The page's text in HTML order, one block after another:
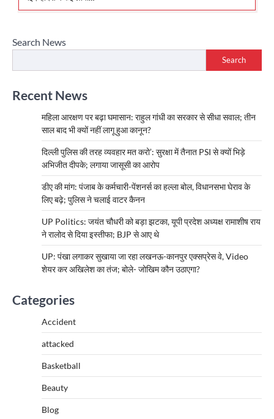
Search News
Search
Recent News
महिला आरक्षण पर बढ़ा घमासान: राहुल गांधी का सरकार से सीधा सवाल; तीन
साल बाद भी क्यों नहीं लागू हुआ कानून?
दिल्ली पुलिस की तरह व्यवहार मत करो’: सुरक्षा में तैनात PSI से क्यों भिड़े
अभिजीत दीपके; लगाया जासूसी का आरोप
डीए की मांग: पंजाब के कर्मचारी-पेंशनर्स का हल्ला बोल, विधानसभा घेराव के
लिए बढ़े; पुलिस ने चलाई वाटर कैनन
UP Politics: जयंत चौधरी को बड़ा झटका, यूपी प्रदेश अध्यक्ष रामाशीष राय
ने रालोद से दिया इस्तीफा; BJP से आए थे
UP: पंखा लगाकर सुखाया जा रहा लखनऊ-कानपुर एक्सप्रेस वे, Video
शेयर कर अखिलेश का तंज; बोले- जोखिम कौन उठाएगा?
Categories
Accident
attacked
Basketball
Beauty
Blog